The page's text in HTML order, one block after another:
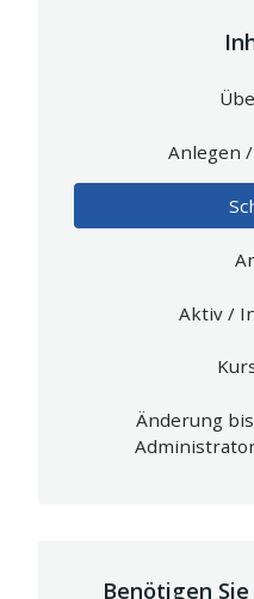
Anlegen
Aktiv /
Änderung
Benötigen